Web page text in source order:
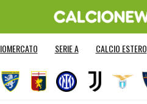
SERIE A CALCIO ESTERO